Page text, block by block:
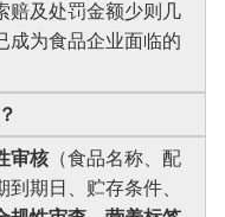
赔及处罚金额少则几
成为食品企业面临的
审核（食品名称、配
期日、贮存条件、